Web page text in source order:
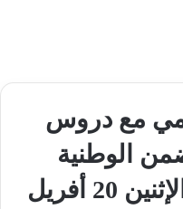
مع دروس
الوطنية
التّربوية 🎓🎓 يوم الإثنين 20 أفريل